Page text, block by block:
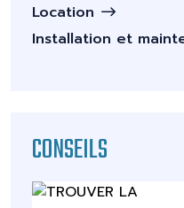
Location
Installation et
CONSEILS